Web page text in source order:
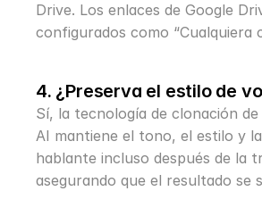
Drive. Los enlaces de Google
configurados como “Cualquiera
4. ¿Preserva el estilo de
Sí, la tecnología de clonación
AI mantiene el tono, el estilo y
hablante incluso después de la
asegurando que el resultado se